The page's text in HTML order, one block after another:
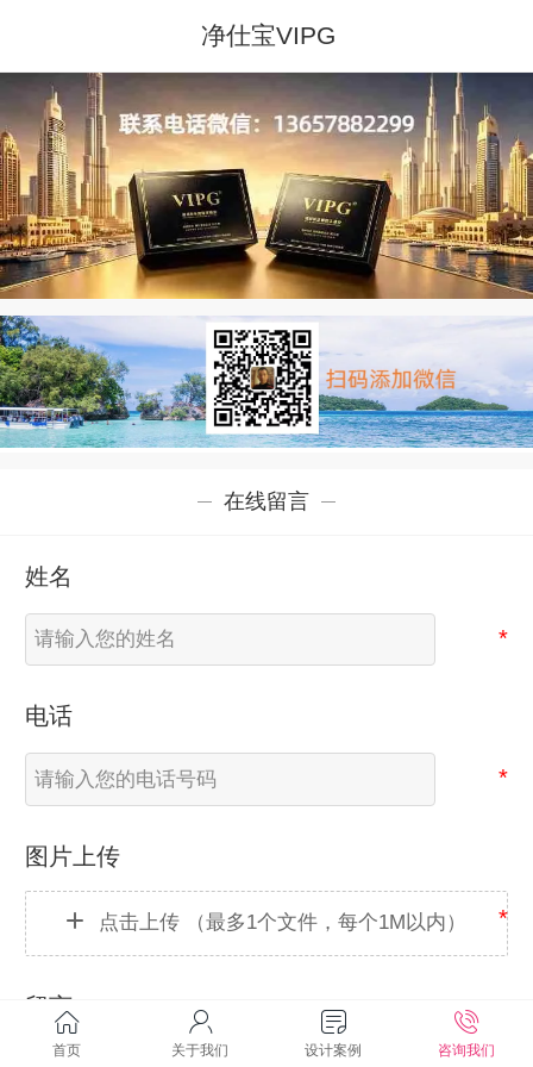
净仕宝VIPG
在线留言
姓名
电话
图片上传
点击上传 （最多1个文件，每个1M以内）
留言
首页 关于我们 设计案例 咨询我们